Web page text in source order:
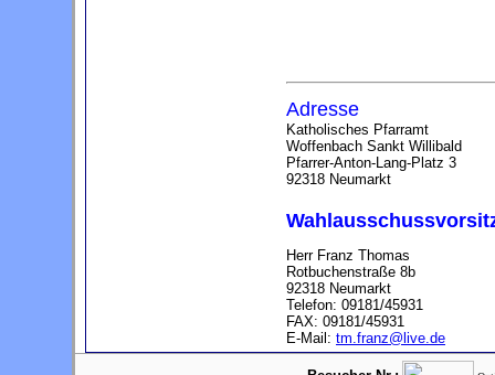
Adresse
Katholisches Pfarramt
Woffenbach Sankt Willibald
Pfarrer-Anton-Lang-Platz 3
92318 Neumarkt
Herr Franz Thomas
Rotbuchenstraße 8b
92318 Neumarkt
Telefon: 09181/45931
FAX: 09181/45931
E-Mail: tm.franz@live.de